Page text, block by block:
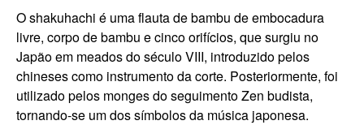
O shakuhachi é uma flauta de bambu de embocadura
livre, corpo de bambu e cinco orifícios, que surgiu no
Japão em meados do século VIII, introduzido pelos
chineses como instrumento da corte. Posteriormente, foi
utilizado pelos monges do seguimento Zen budista,
tornando-se um dos símbolos da música japonesa.